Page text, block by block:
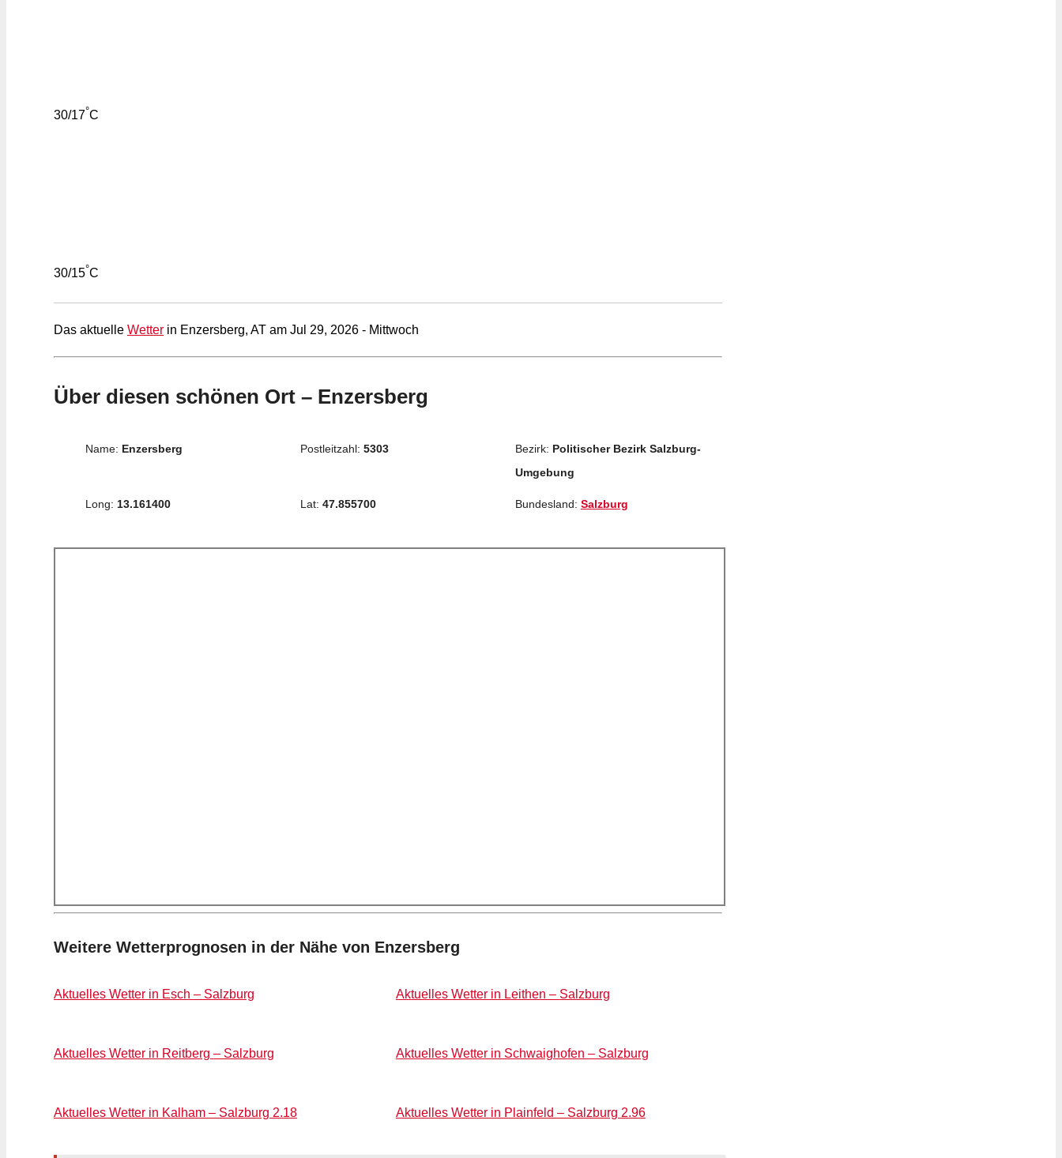
30/17°C
30/15°C
Das aktuelle Wetter in Enzersberg, AT am Jul 29, 2026 - Mittwoch
Über diesen schönen Ort – Enzersberg
Name: Enzersberg Postleitzahl: 5303 Bezirk: Politischer Bezirk Salzburg-
Umgebung
Long: 13.161400 Lat: 47.855700 Bundesland: Salzburg
Weitere Wetterprognosen in der Nähe von Enzersberg
Aktuelles Wetter in Esch – Salzburg Aktuelles Wetter in Leithen – Salzburg
Aktuelles Wetter in Reitberg – Salzburg Aktuelles Wetter in Schwaighofen – Salzburg
Aktuelles Wetter in Kalham – Salzburg 2.18 Aktuelles Wetter in Plainfeld – Salzburg 2.96